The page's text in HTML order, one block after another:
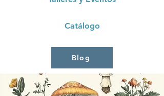
Catálogo
Blog